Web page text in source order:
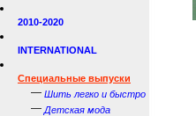
2010-2020
INTERNATIONAL
Специальные выпуски
— Шить легко и быстро
— Детская мода